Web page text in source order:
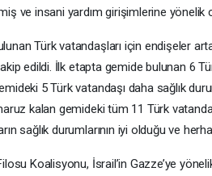
ve insani yardım girişimlerine
Türk vatandaşları için endişeler
edildi. İlk etapta gemide bulunan 6
5 Türk vatandaşı daha sağlık
kalan gemideki tüm 11 Türk
sağlık durumlarının iyi olduğu ve
Koalisyonu, İsrail’in Gazze’ye